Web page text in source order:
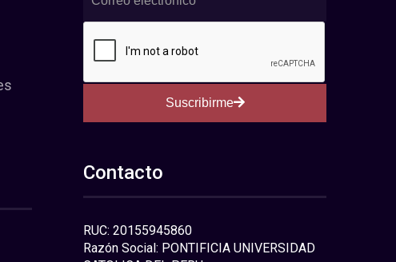
Suscribirme
Contacto
RUC: 20155945860
Razón Social: PONTIFICIA UNIVERSIDAD